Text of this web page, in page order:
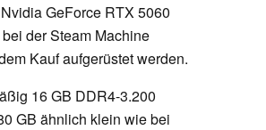
GeForce RTX 5060
der Steam Machine
Kauf aufgerüstet werden.
16 GB DDR4-3.200
GB ähnlich klein wie bei